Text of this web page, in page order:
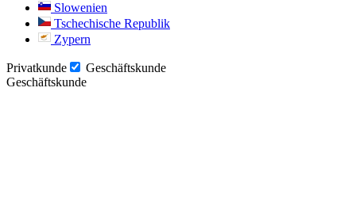
Slowenien
Tschechische Republik
Zypern
Privatkunde
Geschäftskunde
Geschäftskunde